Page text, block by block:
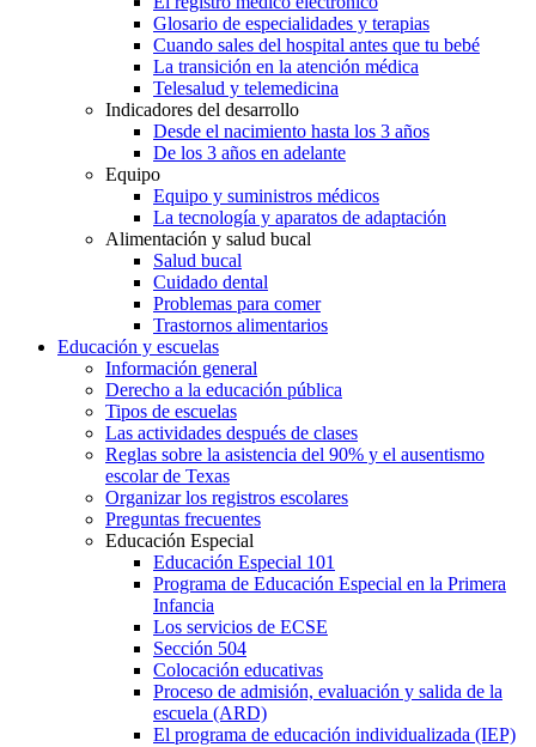
Glosario de especialidades y terapias
Cuando sales del hospital antes que tu bebé
La transición en la atención médica
Telesalud y telemedicina
Indicadores del desarrollo
Desde el nacimiento hasta los 3 años
De los 3 años en adelante
Equipo
Equipo y suministros médicos
La tecnología y aparatos de adaptación
Alimentación y salud bucal
Salud bucal
Cuidado dental
Problemas para comer
Trastornos alimentarios
Educación y escuelas
Información general
Derecho a la educación pública
Tipos de escuelas
Las actividades después de clases
Reglas sobre la asistencia del 90% y el ausentismo
escolar de Texas
Organizar los registros escolares
Preguntas frecuentes
Educación Especial
Educación Especial 101
Programa de Educación Especial en la Primera
Infancia
Los servicios de ECSE
Sección 504
Colocación educativas
Proceso de admisión, evaluación y salida de la
escuela (ARD)
El programa de educación individualizada (IEP)